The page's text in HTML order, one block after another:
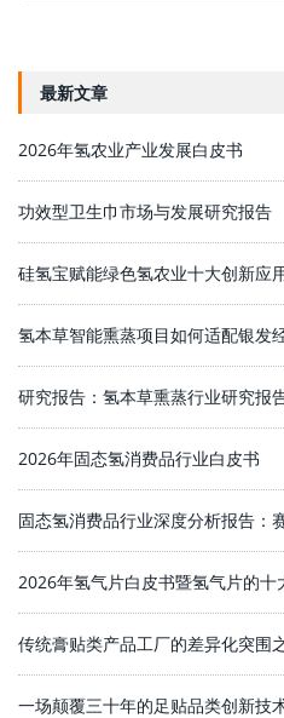
最新文章
2026年氢农业产业发展白皮书
功效型卫生巾市场与发展研究报告
硅氢宝赋能绿色氢农业十大创新应
氢本草智能熏蒸项目如何适配银发
研究报告：氢本草熏蒸行业研究报
2026年固态氢消费品行业白皮书
固态氢消费品行业深度分析报告：
2026年氢气片白皮书暨氢气片的十
传统膏贴类产品工厂的差异化突围
一场颠覆三十年的足贴品类创新技